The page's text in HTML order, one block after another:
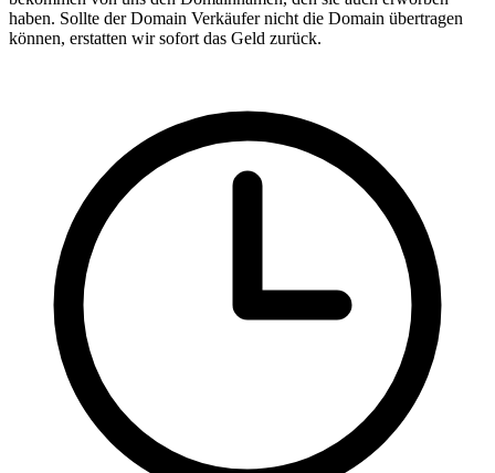
haben. Sollte der Domain Verkäufer nicht die Domain übertragen
können, erstatten wir sofort das Geld zurück.